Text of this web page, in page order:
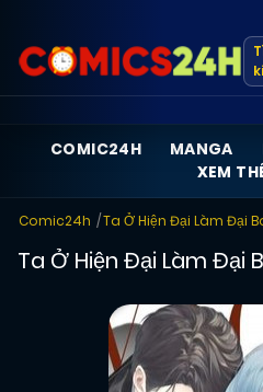
COMIC24H MANGA
XEM
Comic24h Ta Ở Hiện Đại Làm Đại
Ta Ở Hiện Đại Làm Đại